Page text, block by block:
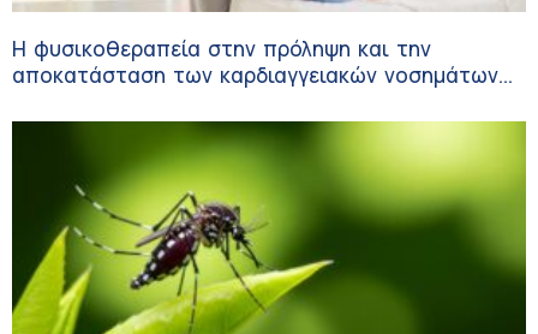
Η φυσικοθεραπεία στην πρόληψη και την
αποκατάσταση των καρδιαγγειακών νοσημάτων